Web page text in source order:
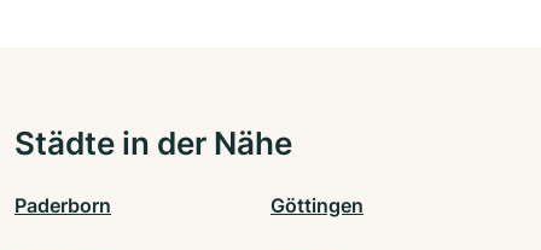
Städte in der Nähe
Paderborn Göttingen